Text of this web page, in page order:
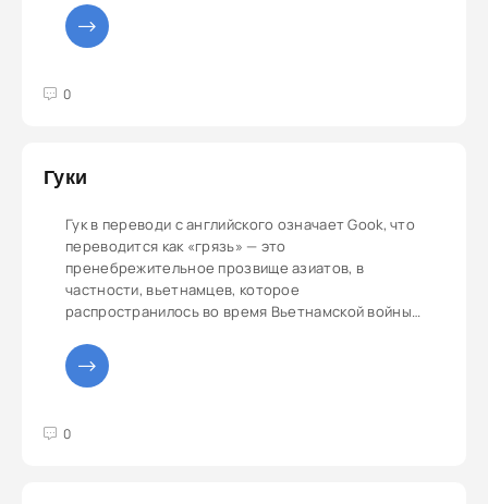
0
5
Гуки
Гук в переводи с английского означает Gook, что
переводится как «грязь» — это
пренебрежительное прозвище азиатов, в
частности, вьетнамцев, которое
распространилось во время Вьетнамской войны.
эпитом «черномазый» по отношению к неграм.
Сенатор Джон Маккейн, побывавший во
вьетнамскому сообществу: «Я ненавижу гуков. Я
0
5